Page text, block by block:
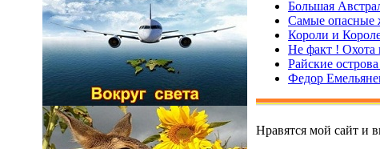
Большая
Самые опасные
Короли и
Не факт ! Охота
Райские
Федор
Нравятся мой сайт и